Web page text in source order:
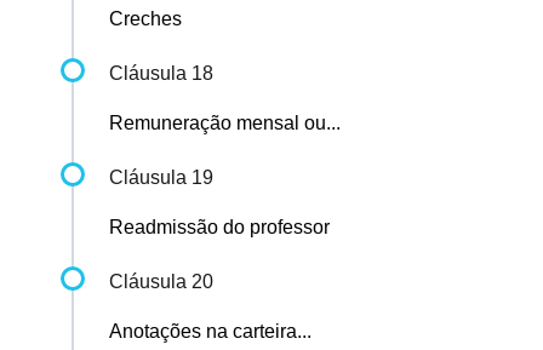
Creches
Cláusula 18
Remuneração mensal ou...
Cláusula 19
Readmissão do professor
Cláusula 20
Anotações na carteira...